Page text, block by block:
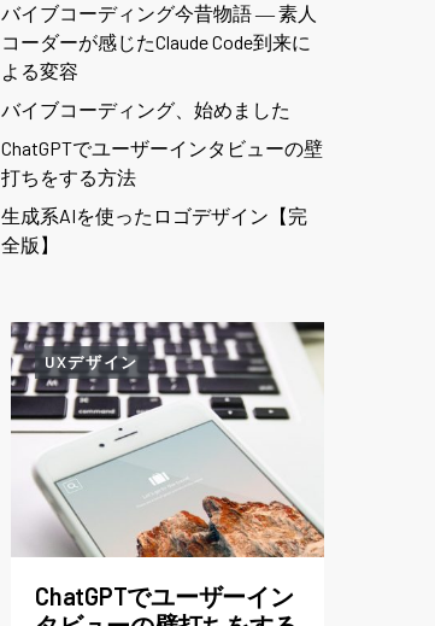
バイブコーディング今昔物語 ― 素人
コーダーが感じたClaude Code到来に
よる変容
バイブコーディング、始めました
ChatGPTでユーザーインタビューの壁
打ちをする方法
生成系AIを使ったロゴデザイン【完
全版】
UXデザイン
ChatGPTでユーザーイン